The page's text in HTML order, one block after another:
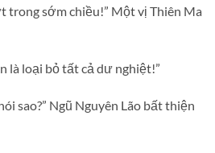
trong sớm chiều!” Một vị Thiên Ma
là loại bỏ tất cả dư nghiệt!”
sao?” Ngũ Nguyên Lão bất thiện